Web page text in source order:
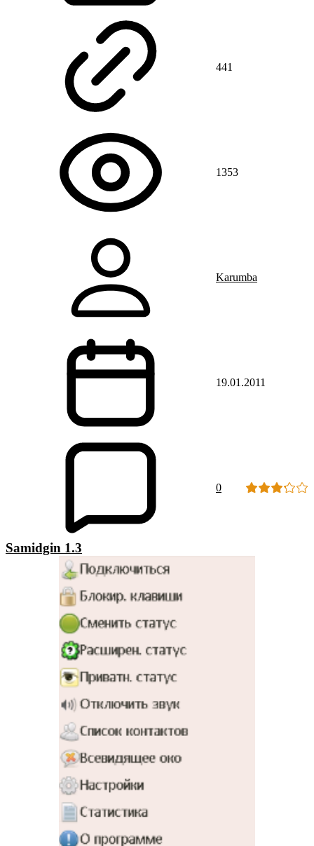
441
1353
Karumba
19.01.2011
0
Samidgin 1.3